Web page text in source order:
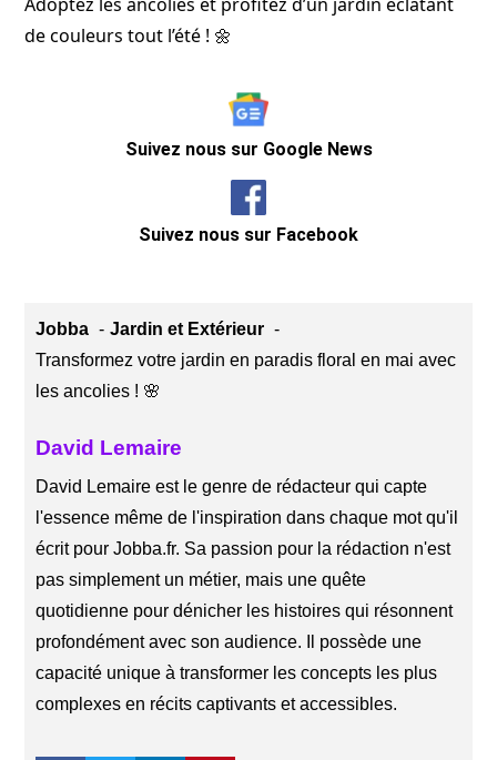
de couleurs tout l’été ! 🌼
Suivez nous sur Google News
Suivez nous sur Facebook
Jobba
Jardin et Extérieur
Transformez votre jardin en paradis floral en mai avec
les ancolies ! 🌸
David Lemaire
David Lemaire est le genre de rédacteur qui capte
l'essence même de l'inspiration dans chaque mot qu'il
écrit pour Jobba.fr. Sa passion pour la rédaction n'est
pas simplement un métier, mais une quête
quotidienne pour dénicher les histoires qui résonnent
profondément avec son audience. Il possède une
capacité unique à transformer les concepts les plus
complexes en récits captivants et accessibles.